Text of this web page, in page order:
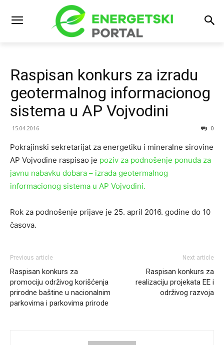
Raspisan konkurs za izradu
geotermalnog informacionog
sistema u AP Vojvodini
15.04.2016 0
Pokrajinski sekretarijat za energetiku i mineralne sirovine
AP Vojvodine raspisao je poziv za podnošenje ponuda za
javnu nabavku dobara – izrada geotermalnog
informacionog sistema u AP Vojvodini.
Rok za podnošenje prijave je 25. april 2016. godine do 10
časova.
Previous article
Raspisan konkurs za
promociju održivog korišćenja
prirodne baštine u nacionalnim
parkovima i parkovima prirode
Next article
Raspisan konkurs za
realizaciju projekata EE i
održivog razvoja